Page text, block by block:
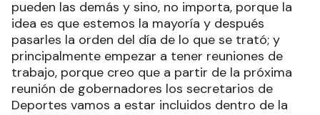
pueden las demás y sino, no importa, porque la
idea es que estemos la mayoría y después
pasarles la orden del día de lo que se trató; y
principalmente empezar a tener reuniones de
trabajo, porque creo que a partir de la próxima
reunión de gobernadores los secretarios de
Deportes vamos a estar incluidos dentro de la